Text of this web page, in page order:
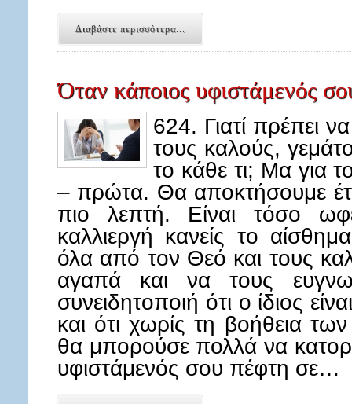
Διαβάστε περισσότερα...
Όταν κάποιος υφιστάμενός
624. Γιατί πρέπει
τους καλούς,
το κάθε τι; Μα για
– πρώτα. Θα αποκτήσουμε
πιο λεπτή. Είναι τόσο
καλλιεργή κανείς το
όλα από τον Θεό και τους
αγαπά και να τους
συνειδητοποιή ότι ο ίδιος
και ότι χωρίς τη βοήθεια
θα μπορούσε πολλά να
υφιστάμενός σου πέφτη σε…